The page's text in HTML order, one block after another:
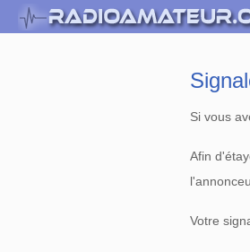
Si vous
Afin
Votre